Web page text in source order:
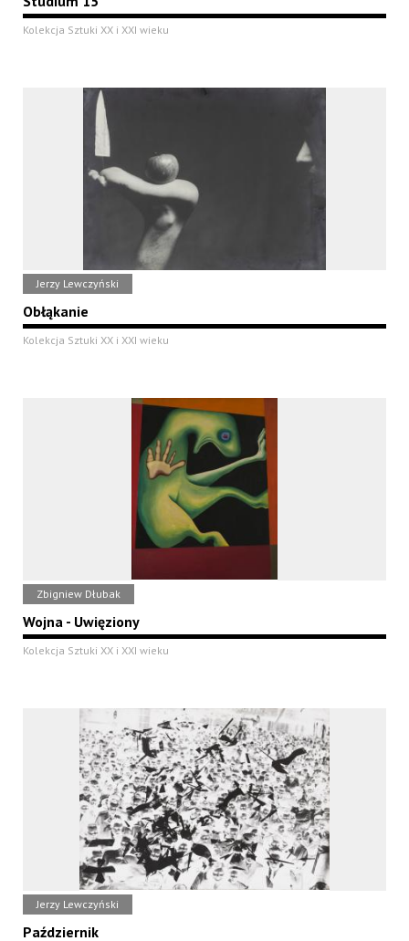
Kolekcja Sztuki XX i XXI wieku
Jerzy Lewczyński
Obłąkanie
Kolekcja Sztuki XX i XXI wieku
Zbigniew Dłubak
Wojna - Uwięziony
Kolekcja Sztuki XX i XXI wieku
Jerzy Lewczyński
Październik